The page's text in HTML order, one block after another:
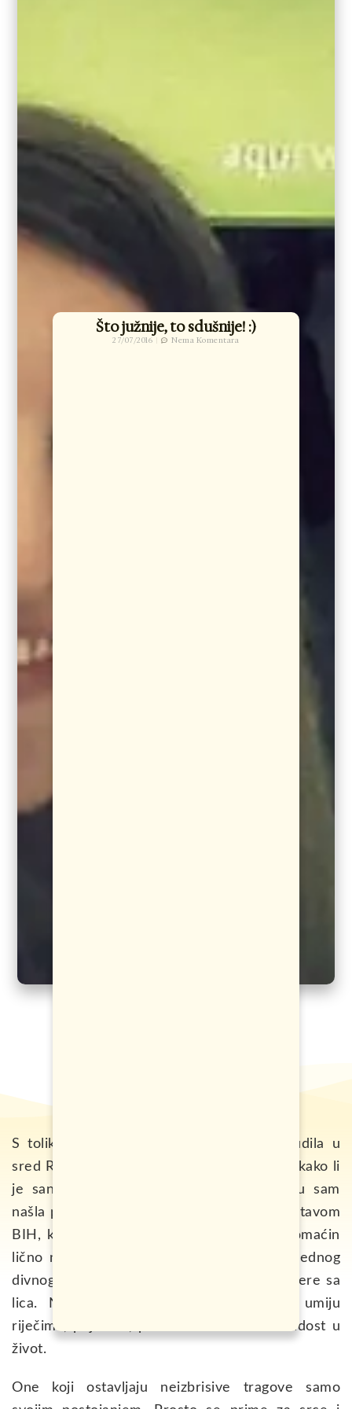
Što južnije, to sdušnije! :)
27/07/2016 Nema Komentara
S toliko oduševljenja sam se jutros probudila u
sred Rio de Ženeira da se još uvijek pitam kako li
je san zavarao budno stanje. Poruka koju sam
našla pored kreveta sa mojim imenom i zastavom
BIH, kolač na stolu u kuhinji koji je moj domaćin
lično napravio za dobrodošlicu, su najava jednog
divnog dana. Osmijeh nije mogao da se ispere sa
lica. Nikad nisam imuna na ljude koji umiju
riječima, pojavom, prisustvom da unesu radost u
život.
One koji ostavljaju neizbrisive tragove samo